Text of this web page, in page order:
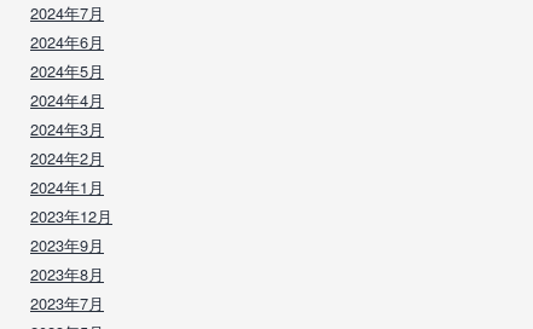
2024年7月
2024年6月
2024年5月
2024年4月
2024年3月
2024年2月
2024年1月
2023年12月
2023年9月
2023年8月
2023年7月